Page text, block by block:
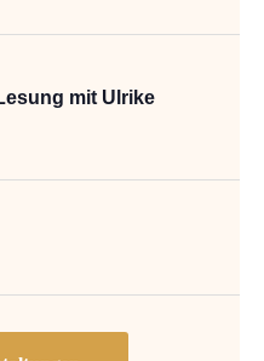
mit Ulrike